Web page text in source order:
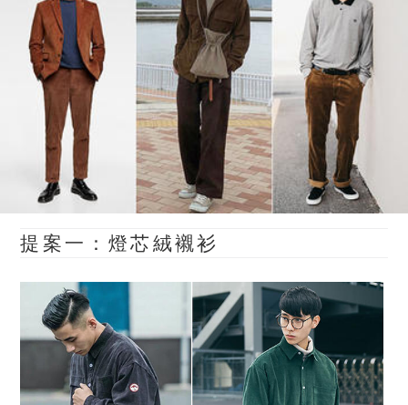
提案一：燈芯絨襯衫